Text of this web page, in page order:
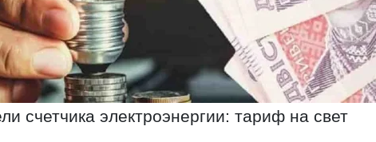
счетчика электроэнергии: тариф на свет